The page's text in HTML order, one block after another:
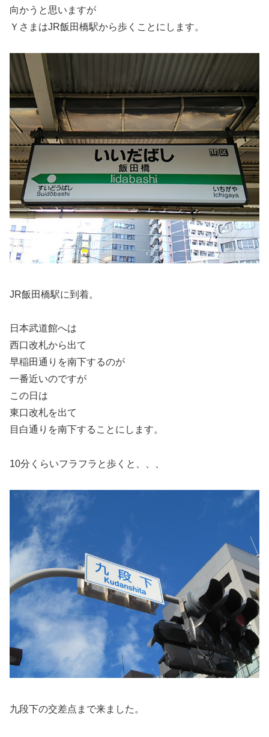
向かうと思いますが
ＹさまはJR飯田橋駅から歩くことにします。
JR飯田橋駅に到着。
日本武道館へは
西口改札から出て
早稲田通りを南下するのが
一番近いのですが
この日は
東口改札を出て
目白通りを南下することにします。
10分くらいフラフラと歩くと、、、
九段下の交差点まで来ました。